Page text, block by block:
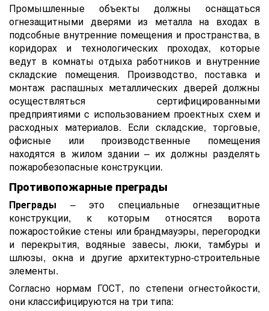
Промышленные объекты должны оснащаться
огнезащитными дверями из металла на входах в
подсобные внутренние помещения и пространства, в
коридорах и технологических проходах, которые
ведут в комнаты отдыха работников и внутренние
складские помещения. Производство, поставка и
монтаж распашных металлических дверей должны
осуществляться сертифицированными
предприятиями с использованием проектных схем и
расходных материалов. Если складские, торговые,
офисные или производственные помещения
находятся в жилом здании – их должны разделять
пожаробезопасные конструкции.
Противопожарные преграды
Преграды – это специальные огнезащитные
конструкции, к которым относятся ворота
пожаростойкие стены или брандмауэры, перегородки
и перекрытия, водяные завесы, люки, тамбуры и
шлюзы, окна и другие архитектурно-строительные
элементы.
Согласно нормам ГОСТ, по степени огнестойкости,
они классифицируются на три типа: